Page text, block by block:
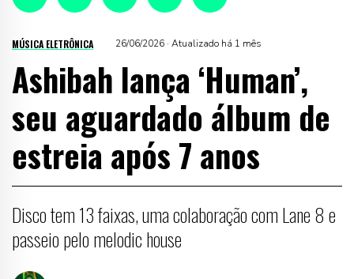
MÚSICA ELETRÔNICA 26/06/2026 · Atualizado há 1 mês
Ashibah lança ‘Human’,
seu aguardado álbum de
estreia após 7 anos
Disco tem 13 faixas, uma colaboração com Lane 8 e
passeio pelo melodic house